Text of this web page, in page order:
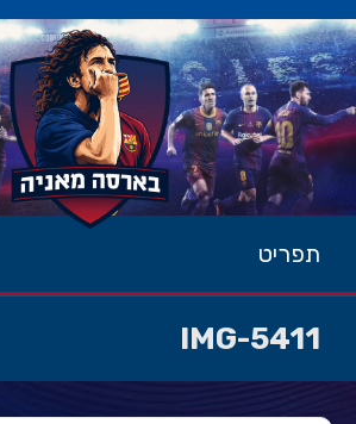
תפריט
IMG-5411